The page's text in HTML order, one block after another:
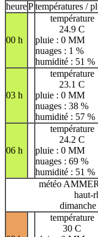
heurePtempératures /
00 h
température
24.9 C
pluie : 0 MM
nuages : 1 %
humidité : 51 %
03 h
température
23.1 C
pluie : 0 MM
nuages : 38 %
humidité : 57 %
06 h
température
24.2 C
pluie : 0 MM
nuages : 69 %
humidité : 51 %
météo
haut-
température
30 C